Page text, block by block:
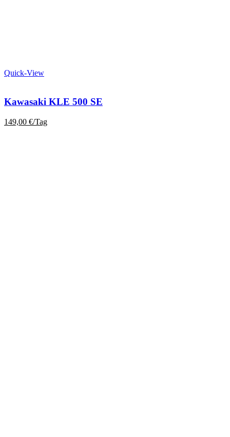
Quick-View
Kawasaki KLE 500 SE
149,00 €/Tag